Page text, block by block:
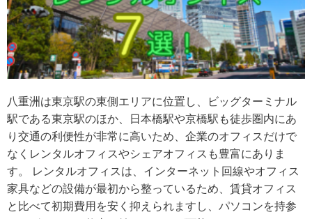
八重洲は東京駅の東側エリアに位置し、ビッグターミナル
駅である東京駅のほか、日本橋駅や京橋駅も徒歩圏内にあ
り交通の利便性が非常に高いため、企業のオフィスだけで
なくレンタルオフィスやシェアオフィスも豊富にありま
す。 レンタルオフィスは、インターネット回線やオフィス
家具などの設備が最初から整っているため、賃貸オフィス
と比べて初期費用を安く抑えられますし、パソコンを持参